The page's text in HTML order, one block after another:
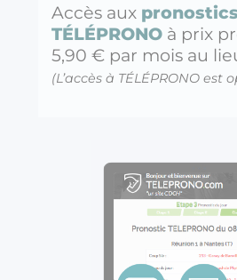
Accès aux pronostics
TÉLÉPRONOà prix
5,90 € par mois au
(L’accès à TÉLÉPRONO est